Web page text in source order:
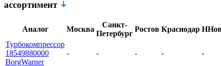
ассортимент
Аналог Москва
Санкт-
Петербург
Ростов Краснодар
Турбокомпрессор
18549880000
BorgWarner
- - - - -